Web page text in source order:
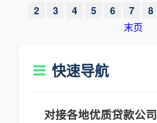
2
3 4 5 6 7 8
末页
快速导航
对接各地优质贷款公司